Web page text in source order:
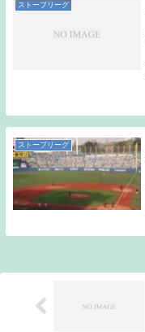
ストーブリーグ
ストーブリーグ